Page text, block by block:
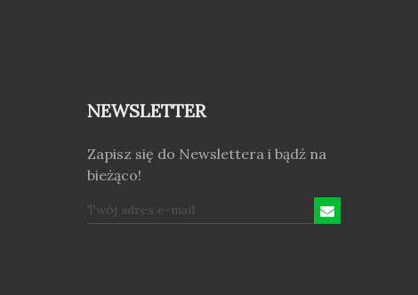
NEWSLETTER
Zapisz się do Newslettera i bądź na
bieżąco!